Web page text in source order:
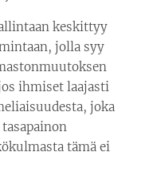
keskittyy
jolla syy
ihmiset laajasti
joka
tämä ei